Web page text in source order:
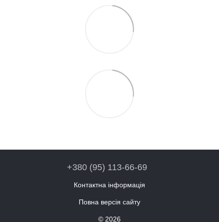
+380 (95) 113-66-69
Контактна інформація
Повна версія сайту
© 2026